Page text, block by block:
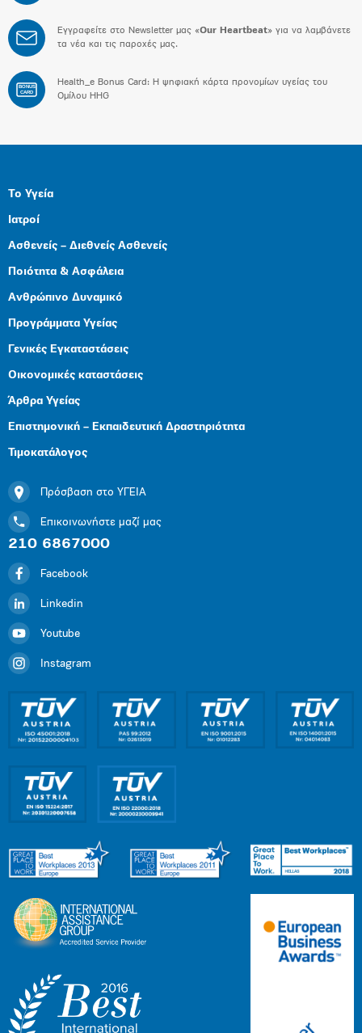
Εγγραφείτε στο Newsletter μας «Our Heartbeat» για να λαμβάνετε
τα νέα και τις παροχές μας.
BONUS
CARD
Health_e Bonus Card: H ψηφιακή κάρτα προνομίων υγείας του
Ομίλου HHG
Το Υγεία
Ιατροί
Ασθενείς – Διεθνείς Ασθενείς
Ποιότητα & Ασφάλεια
Ανθρώπινο Δυναμικό
Προγράμματα Υγείας
Γενικές Εγκαταστάσεις
Οικονομικές καταστάσεις
Άρθρα Υγείας
Επιστημονική – Εκπαιδευτική Δραστηριότητα
Τιμοκατάλογος
Πρόσβαση στο ΥΓΕΙΑ
Επικοινωνήστε μαζί μας
210 6867000
Facebook
Linkedin
Youtube
Instagram